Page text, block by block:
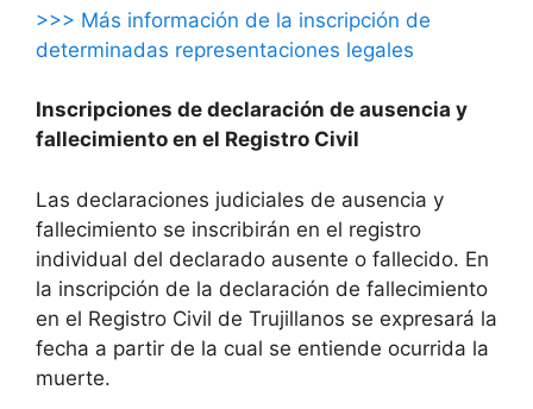
>>> Más información de la inscripción de
determinadas representaciones legales
Inscripciones de declaración de ausencia y
fallecimiento en el Registro Civil
Las declaraciones judiciales de ausencia y
fallecimiento se inscribirán en el registro
individual del declarado ausente o fallecido. En
la inscripción de la declaración de fallecimiento
en el Registro Civil de Trujillanos se expresará la
fecha a partir de la cual se entiende ocurrida la
muerte.